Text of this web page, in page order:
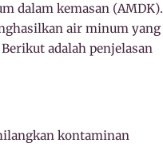
dalam kemasan (AMDK).
air minum yang
adalah penjelasan
kontaminan